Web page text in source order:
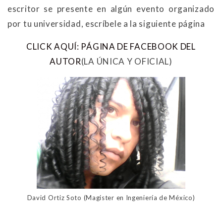
escritor se presente en algún evento organizado
por tu universidad, escríbele a la siguiente página
CLICK AQUÍ: PÁGINA DE FACEBOOK DEL
AUTOR(LA ÚNICA Y OFICIAL)
David Ortiz Soto (Magister en Ingeniería de México)